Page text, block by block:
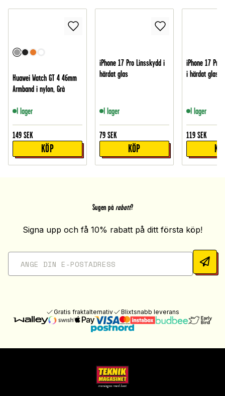
Huawei Watch GT 4 46mm
Armband i nylon, Grå
I lager
149 SEK
KÖP
iPhone 17 Pro Linsskydd i
härdat glas
I lager
79 SEK
KÖP
iPhone 17 Pro
i härdat glas
I lager
119 SEK
Sugen på rabatt?
Signa upp och få 10% rabatt på ditt första köp!
Gratis fraktalternativ Blixtsnabb leverans